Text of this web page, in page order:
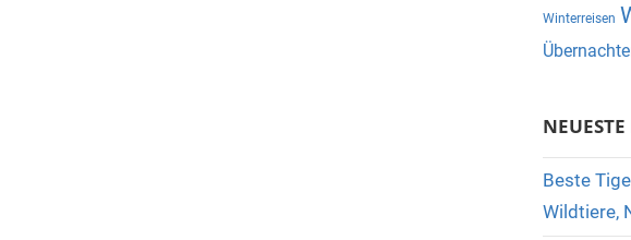
Winterreisen
Beste
Wildtiere,